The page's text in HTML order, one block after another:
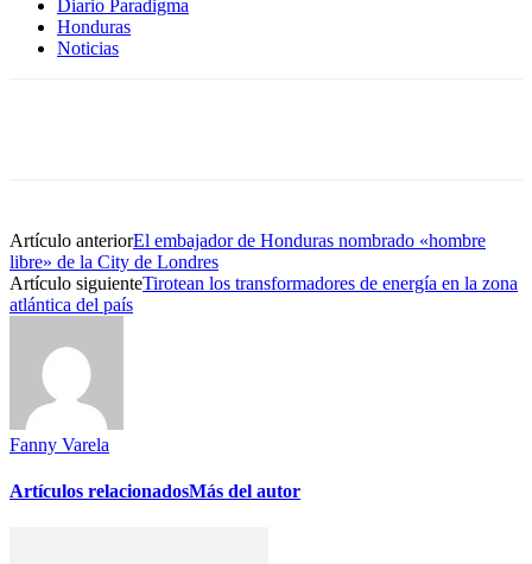
Diario Paradigma
Honduras
Noticias
Artículo anteriorEl embajador de Honduras nombrado «hombre
libre» de la City de Londres
Artículo siguienteTirotean los transformadores de energía en la zona
atlántica del país
Fanny Varela
Artículos relacionadosMás del autor